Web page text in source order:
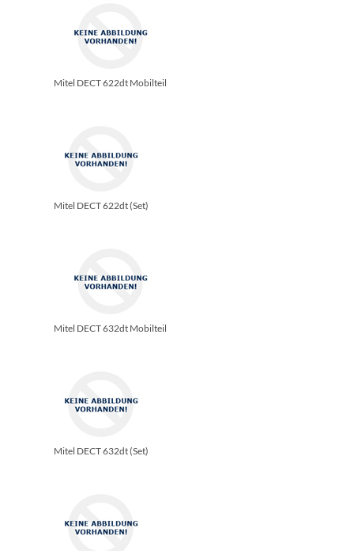
Mitel DECT 622dt Mobilteil
Mitel DECT 622dt (Set)
Mitel DECT 632dt Mobilteil
Mitel DECT 632dt (Set)